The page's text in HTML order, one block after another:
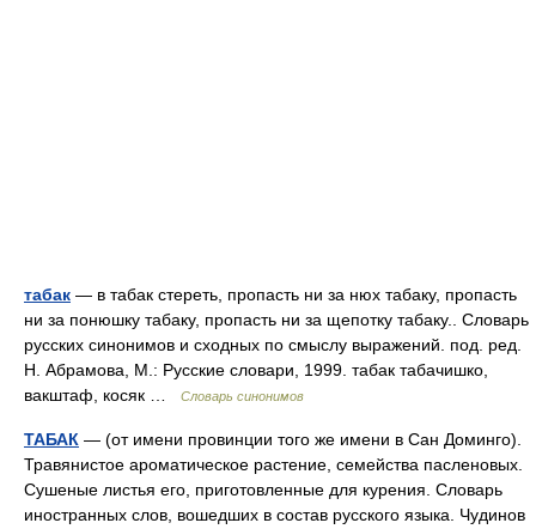
табак — в табак стереть, пропасть ни за нюх табаку, пропасть
ни за понюшку табаку, пропасть ни за щепотку табаку.. Словарь
русских синонимов и сходных по смыслу выражений. под. ред.
Н. Абрамова, М.: Русские словари, 1999. табак табачишко,
вакштаф, косяк …
Словарь синонимов
ТАБАК — (от имени провинции того же имени в Сан Доминго).
Травянистое ароматическое растение, семейства пасленовых.
Сушеные листья его, приготовленные для курения. Словарь
иностранных слов, вошедших в состав русского языка. Чудинов